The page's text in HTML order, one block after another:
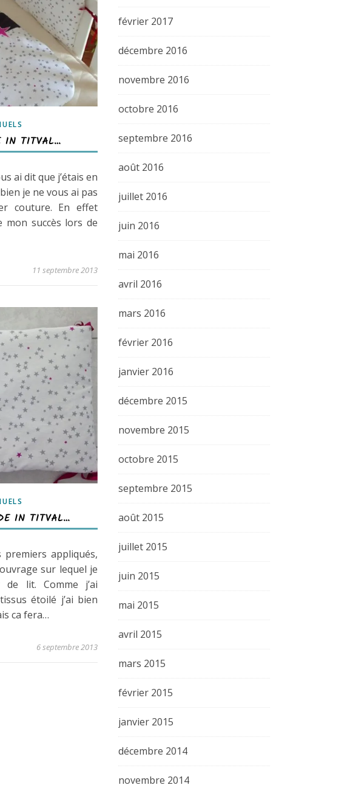
IN TITVAL…
ai dit que j’étais en
je ne vous ai pas
couture. En effet
succès lors de
11 septembre 2013
IN TITVAL…
appliqués,
sur lequel je
lit. Comme j’ai
étoilé j’ai bien
ca fera…
6 septembre 2013
février 2017
décembre 2016
novembre 2016
octobre 2016
septembre 2016
août 2016
juillet 2016
juin 2016
mai 2016
avril 2016
mars 2016
février 2016
janvier 2016
décembre 2015
novembre 2015
octobre 2015
septembre 2015
août 2015
juillet 2015
juin 2015
mai 2015
avril 2015
mars 2015
février 2015
janvier 2015
décembre 2014
novembre 2014